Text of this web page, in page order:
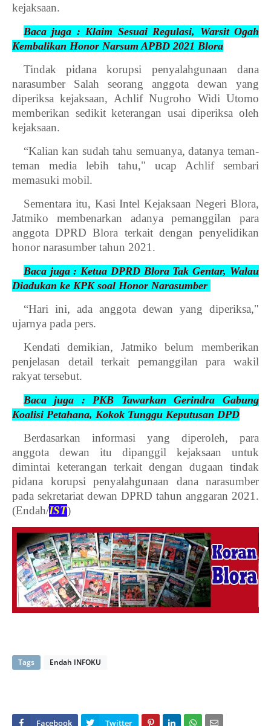
kejaksaan.
Baca juga : Klaim Sesuai Regulasi, Warsit Ogah
Kembalikan Honor Narsum APBD 2021 Blora
Tindak pidana korupsi penyalahgunaan dana
narasumber Salah seorang anggota dewan yang
diperiksa kejaksaan, Achlif Nugroho Widi Utomo
memberikan sedikit keterangan usai diperiksa oleh
kejaksaan.
“Kalian kan sudah tahu semuanya, datanya teman-
teman media lebih tahu," ucap Achlif sembari
memasuki mobil.
Sementara itu, Kasi Intel Kejaksaan Negeri Blora,
Jatmiko membenarkan adanya pemanggilan para
anggota DPRD Blora terkait dengan penyelidikan
honor narasumber tahun 2021.
Baca juga : Ketua DPRD Blora Tak Gentar, Walau
Diadukan ke KPK soal Honor Narasumber
“Hari ini, ada anggota dewan yang diperiksa,"
ujarnya pada pers.
Kendati demikian, Jatmiko belum memberikan
penjelasan detail terkait pemanggilan para wakil
rakyat tersebut.
Baca juga : PKB Tawarkan Gerindra Gabung
Koalisi Petahana, Kokok Tunggu Keputusan DPD
Berdasarkan informasi yang diperoleh, para
anggota dewan itu dipanggil kejaksaan untuk
dimintai keterangan terkait dengan dugaan tindak
pidana korupsi penyalahgunaan dana narasumber
pada sekretariat dewan DPRD tahun anggaran 2021.
(Endah/IST)
Tags Endah INFOKU